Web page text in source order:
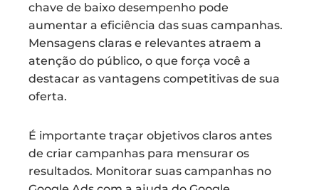
chave de baixo desempenho pode
aumentar a eficiência das suas campanhas.
Mensagens claras e relevantes atraem a
atenção do público, o que força você a
destacar as vantagens competitivas de sua
oferta.
É importante traçar objetivos claros antes
de criar campanhas para mensurar os
resultados. Monitorar suas campanhas no